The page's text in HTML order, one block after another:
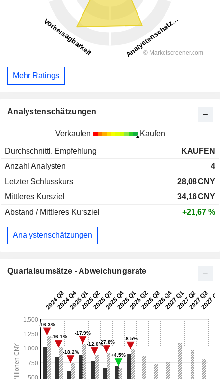
Mehr Ratings
Analystenschätzungen
Verkaufen Kaufen
Durchschnittl. Empfehlung
KAUFEN
Anzahl Analysten
4
Letzter Schlusskurs
28,08CNY
Mittleres Kursziel
34,16CNY
Abstand / Mittleres Kursziel
+21,67 %
Analystenschätzungen
Quartalsumsätze - Abweichungsrate